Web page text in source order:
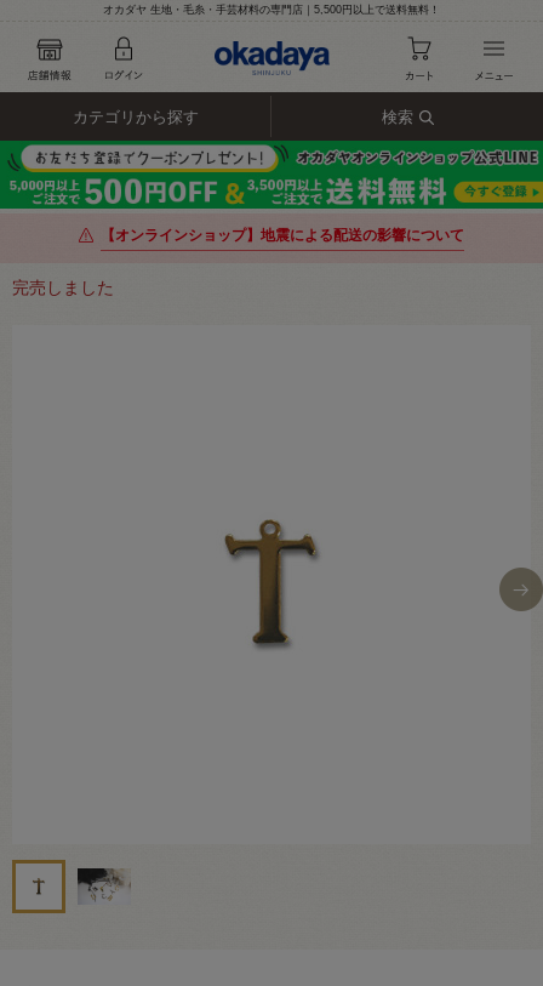
オカダヤ 生地・毛糸・手芸材料の専門店｜5,500円以上で送料無料！
カテゴリから探す 検索
【オンラインショップ】地震による配送の影響について
完売しました